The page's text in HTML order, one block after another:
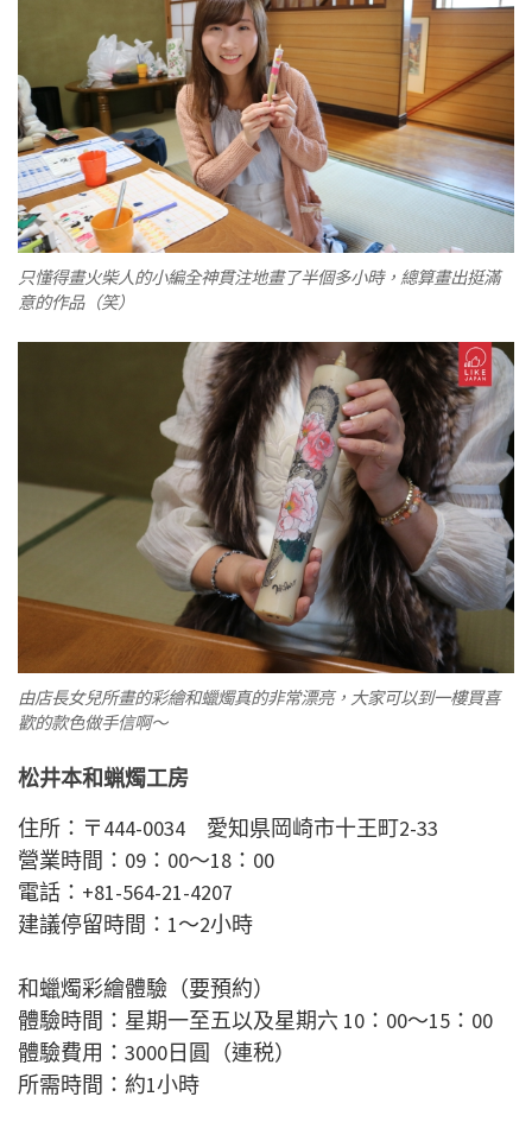
只懂得畫火柴人的小編全神貫注地畫了半個多小時，總算畫出挺滿
意的作品（笑）
由店長女兒所畫的彩繪和蠟燭真的非常漂亮，大家可以到一樓買喜
歡的款色做手信啊～
松井本和蝋燭工房
住所：〒444-0034 愛知県岡崎市十王町2-33
營業時間：09：00〜18：00
電話：+81-564-21-4207
建議停留時間：1～2小時
和蠟燭彩繪體驗（要預約）
體驗時間：星期一至五以及星期六 10：00〜15：00
體驗費用：3000日圓（連税）
所需時間：約1小時